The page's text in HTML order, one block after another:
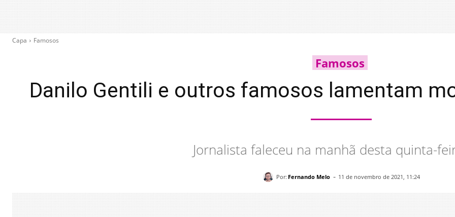
Capa Famosos
Famosos
Danilo Gentili e outros famosos lamentam
Jornalista faleceu na manhã desta quinta-
Por: Fernando Melo - 11 de novembro de 2021, 11:24